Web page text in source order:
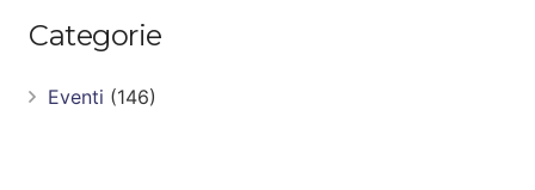
Categorie
Eventi (146)